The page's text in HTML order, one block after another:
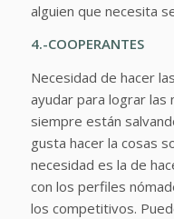
alguien que necesita
4.-COOPERANTES
Necesidad de hacer
ayudar para lograr las
siempre están
gusta hacer la cosas
necesidad es la de
con los perfiles
los competitivos.